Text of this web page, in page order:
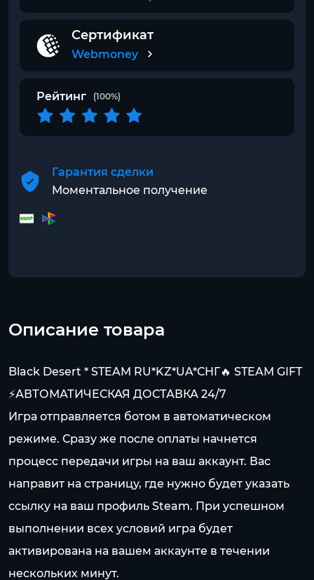
Сертификат
Webmoney
Рейтинг (100%)
Гарантия сделки
Моментальное получение
Описание товара
Black Desert * STEAM RU*KZ*UA*СНГ🔥 STEAM GIFT
⚡АВТОМАТИЧЕСКАЯ ДОСТАВКА 24/7
Игра отправляется ботом в автоматическом
режиме. Сразу же после оплаты начнется
процесс передачи игры на ваш аккаунт. Вас
направит на страницу, где нужно будет указать
ссылку на ваш профиль Steam. При успешном
выполнении всех условий игра будет
активирована на вашем аккаунте в течении
нескольких минут.